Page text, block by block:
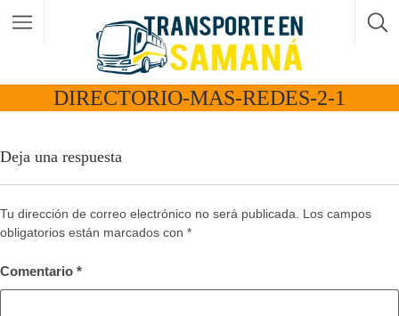
DIRECTORIO-MAS-REDES-2-1
Deja una respuesta
Tu dirección de correo electrónico no será publicada.
Los campos
obligatorios están marcados con *
Comentario *